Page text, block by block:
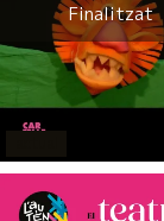
Finalitzat